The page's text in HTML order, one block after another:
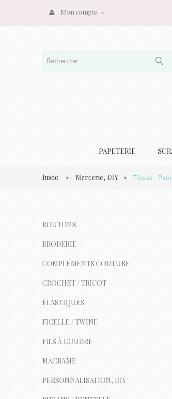
Mon compte
PAPETERIE
Inicio > Mercerie, DIY > Tissus -
BOUTONS
BRODERIE
COMPLÉMENTS COUTURE
CROCHET / TRICOT
ÉLASTIQUES
FICELLE / TWINE
FILS À COUDRE
MACRAMÉ
PERSONNALISATION, DIY